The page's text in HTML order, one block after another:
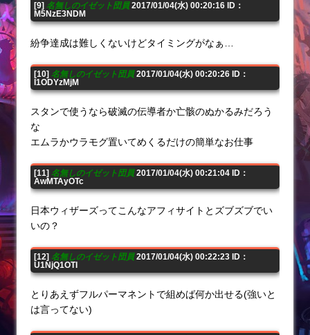
[9] 名無しのイゼット団員2017/01/04(水) 00:20:16 ID：
M5NzE3NDM
紛争達成は難しくないけどタイミングがなぁ…
[10] 名無しのイゼット団員2017/01/04(水) 00:20:26 ID：
I1ODYzMjM
スタンで使うなら破滅の伝導者か亡骸のぬかるみだろう
な
エムラかウラモグ置いてめくるだけの簡単なお仕事
[11] 名無しのイゼット団員2017/01/04(水) 00:21:04 ID：
AwMTAyOTc
日本ウィザーズってこんなアフィサイトとズブズブでい
いの？
[12] 名無しのイゼット団員2017/01/04(水) 00:22:23 ID：
U1NjQ1OTI
とりあえずフルパーマネントで組めば何か出せる(強いと
は言ってない)